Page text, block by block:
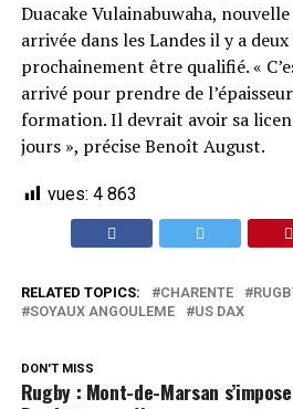
Duacake Vulainabuwaha,
arrivée dans les Landes il y a
prochainement être qualifié. «
arrivé pour prendre de
formation. Il devrait avoir sa
jours », précise Benoît August.
vues: 4 863
RELATED TOPICS: CHARENTE
SOYAUX ANGOULEME
US DAX
DON'T MISS
Rugby : Mont-de-Marsan